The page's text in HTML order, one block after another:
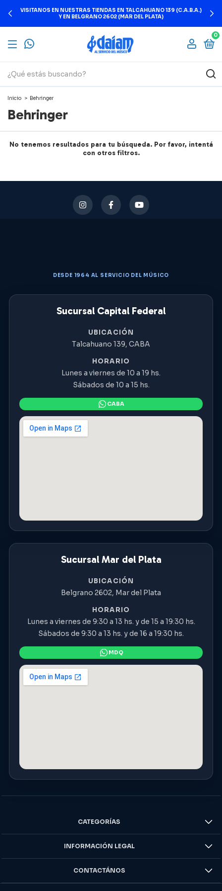
VISITANOS EN NUESTRAS TIENDAS EN TALCAHUANO 139 (C.A.B.A.)
Y EN BELGRANO 2602 (MAR DEL PLATA)
0
Inicio > Behringer
Behringer
No tenemos resultados para tu búsqueda. Por favor, intentá
con otros filtros.
DESDE 1964 AL SERVICIO DEL MÚSICO
Sucursal Capital Federal
UBICACIÓN
Talcahuano 139, CABA
HORARIO
Lunes a viernes de 10 a 19 hs.
Sábados de 10 a 15 hs.
Sucursal Mar del Plata
UBICACIÓN
Belgrano 2602, Mar del Plata
HORARIO
Lunes a viernes de 9:30 a 13 hs. y de 15 a 19:30 hs.
Sábados de 9:30 a 13 hs. y de 16 a 19:30 hs.
CATEGORÍAS
INFORMACIÓN LEGAL
CONTACTÁNOS